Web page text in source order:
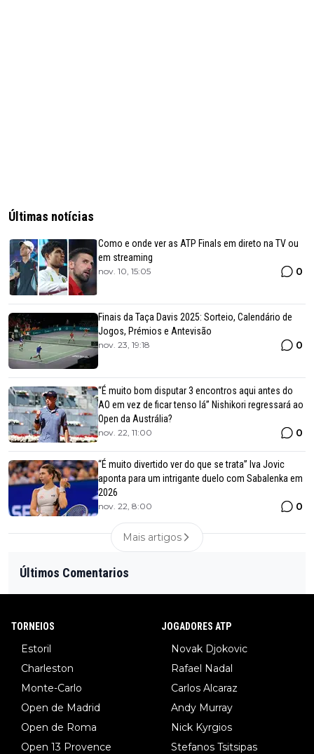
Últimas notícias
Como e onde ver as ATP Finals em direto na TV ou
em streaming
nov. 10, 15:05 0
Finais da Taça Davis 2025: Sorteio, Calendário de
Jogos, Prémios e Antevisão
nov. 23, 19:18 0
“É muito bom disputar 3 encontros aqui antes do
AO em vez de ficar tenso lá” Nishikori regressará ao
Open da Austrália?
nov. 22, 11:00 0
“É muito divertido ver do que se trata” Iva Jovic
aponta para um intrigante duelo com Sabalenka em
2026
nov. 22, 8:00 0
Mais artigos
Últimos Comentarios
TORNEIOS
Estoril
Charleston
Monte-Carlo
Open de Madrid
Open de Roma
Open 13 Provence
JOGADORES ATP
Novak Djokovic
Rafael Nadal
Carlos Alcaraz
Andy Murray
Nick Kyrgios
Stefanos Tsitsipas